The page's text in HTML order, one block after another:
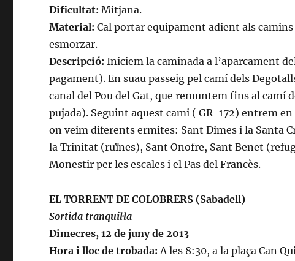
Dificultat: Mitjana.
Material: Cal portar equipament adient als
esmorzar.
Descripció:Iniciem la caminada a l’aparcament
pagament). En suau passeig pel camí dels
canal del Pou del Gat, que remuntem fins al camí
pujada). Seguint aquest cami ( GR-172) entrem
on veim diferents ermites: Sant Dimes i la Santa
la Trinitat (ruïnes), Sant Onofre, Sant Benet
Monestir per les escales i el Pas del Francès.
EL TORRENT DE COLOBRERS (Sabadell)
Sortida tranquil·la
Dimecres, 12 de juny de 2013
Hora i lloc de trobada: A les 8:30, a la plaça Can